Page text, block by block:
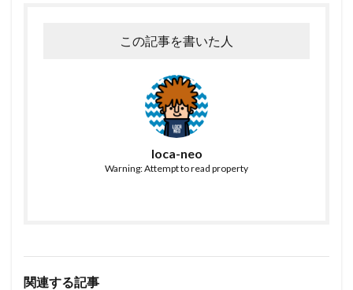
この記事を書いた人
loca-neo
Warning: Attempt to read property
関連する記事